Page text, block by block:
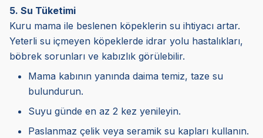
5. Su Tüketimi
Kuru mama ile beslenen köpeklerin su ihtiyacı artar.
Yeterli su içmeyen köpeklerde idrar yolu hastalıkları,
böbrek sorunları ve kabızlık görülebilir.
Mama kabının yanında daima temiz, taze su
bulundurun.
Suyu günde en az 2 kez yenileyin.
Paslanmaz çelik veya seramik su kapları kullanın.